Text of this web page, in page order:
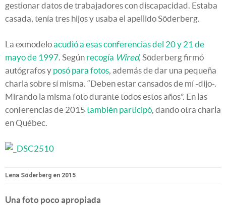
gestionar datos de trabajadores con discapacidad. Estaba
casada, tenía tres hijos y usaba el apellido Söderberg.
La exmodeloacudió a esas conferencias del 20 y 21 de
mayo de 1997. Según recogía Wired, Söderberg firmó
autógrafos y posó para fotos, además de dar una pequeña
charla sobre sí misma. “Deben estar cansados de mí -dijo-.
Mirando la misma foto durante todos estos años”. En las
conferencias de 2015 también participó, dando otra charla
en Québec.
Lena Söderberg en 2015
Una foto poco apropiada